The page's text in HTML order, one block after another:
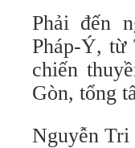
Phải đến
Pháp-Ý, từ
chiến
Gòn, tổng
Nguyễn Tri